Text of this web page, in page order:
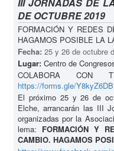
DE OCTUBRE 2019
FORMACIÓN Y REDES
HAGAMOS POSIBLE LA
Fecha: 25 y 26 de octubre
Lugar: Centro de
COLABORA CON
https://forms.gle/
El próximo 25 y 26 de
Elche, arrancarán las III
organizadas por la
lema:FORMACIÓN Y
CAMBIO. HAGAMOS